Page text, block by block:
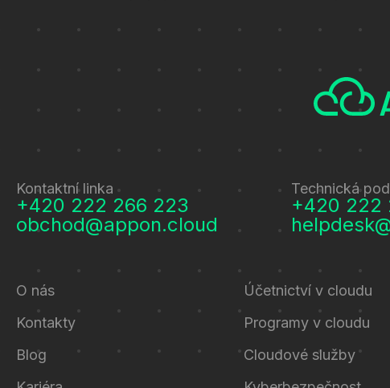
Kontaktní linka
+420 222 266 223
obchod@appon.cloud
Technická
+420 222
O nás
Kontakty
Blog
Účetnictví v cloudu
Programy v cloudu
Cloudové služby